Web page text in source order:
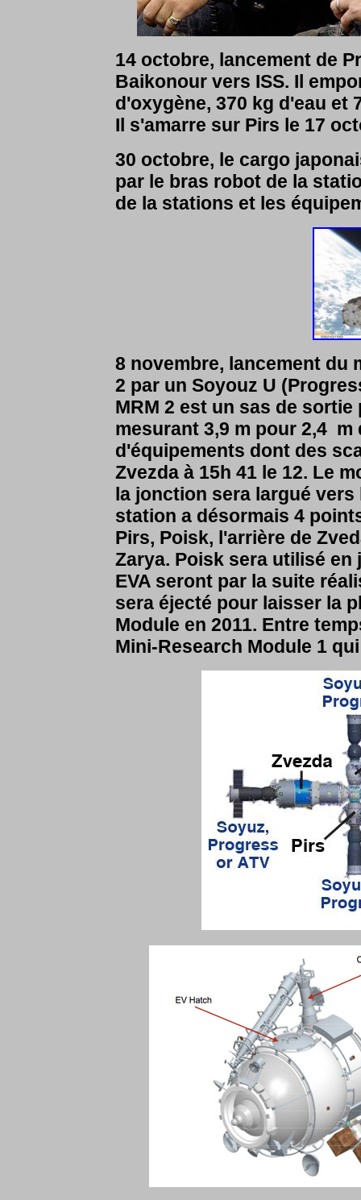
14 octobre, lancement de
Baikonour vers ISS. Il
d'oxygène, 370 kg d'eau et
Il s'amarre sur Pirs le 17
30 octobre, le cargo
par le bras robot de la
de la stations et les
8 novembre, lancement du
2 par un Soyouz U
MRM 2 est un sas de
mesurant 3,9 m pour 2,4 m
d'équipements dont des
Zvezda à 15h 41 le 12. Le
la jonction sera largué vers
station a désormais 4
Pirs, Poisk, l'arrière de
Zarya. Poisk sera utilisé en
EVA seront par la suite
sera éjecté pour laisser la
Module en 2011. Entre
Mini-Research Module 1